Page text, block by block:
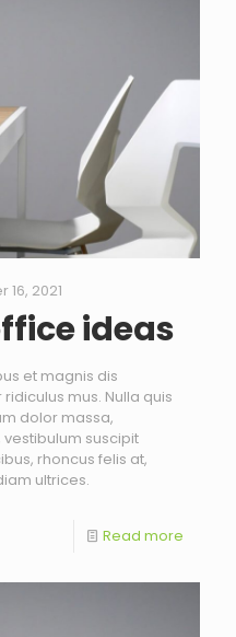
16, 2021
ideas
et magnis dis
mus. Nulla quis
dolor massa,
suscipit
rhoncus felis at,
ultrices.
Read more